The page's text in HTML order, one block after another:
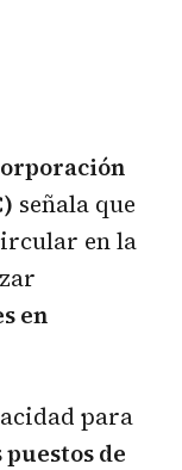
señala que
en la
en
para
puestos de